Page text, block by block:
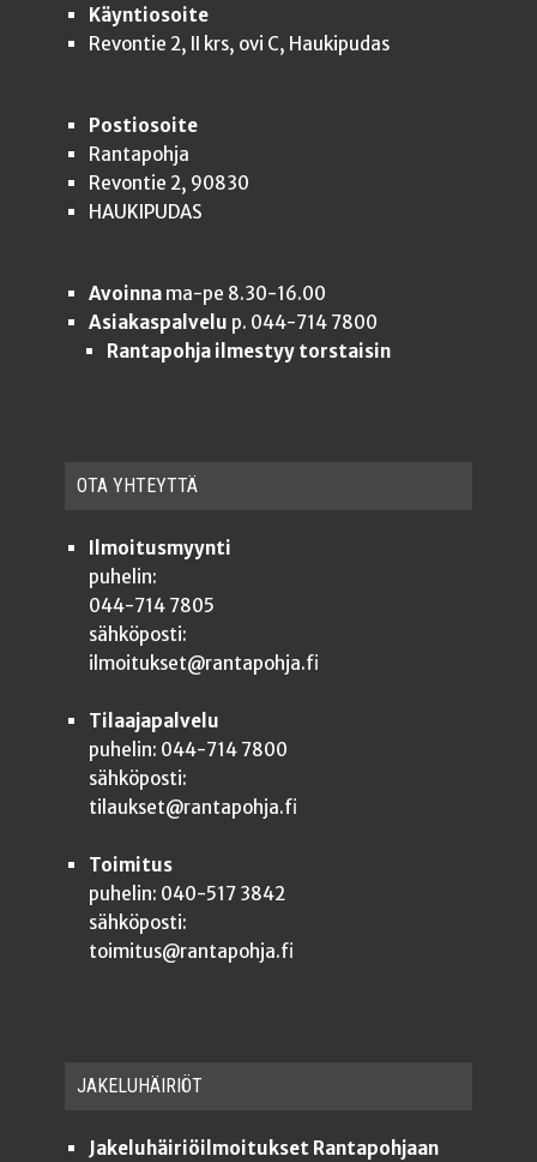
Käyntiosoite
Revontie 2, II krs, ovi C, Haukipudas
Postiosoite
Rantapohja
Revontie 2, 90830
HAUKIPUDAS
Avoinnama-pe 8.30-16.00
Asiakaspalvelu p. 044-714 7800
Rantapohja ilmestyy torstaisin
OTA YHTEYT­TÄ
Ilmoitusmyynti
puhelin:
044-714 7805
sähköposti:
ilmoitukset@rantapohja.fi
Tilaajapalvelu
puhelin: 044-714 7800
sähköposti:
tilaukset@rantapohja.fi
Toimitus
puhelin: 040-517 3842
sähköposti:
toimitus@rantapohja.fi
JAKE­LU­HÄI­RIÖT
Jakeluhäiriöilmoitukset Rantapohjaan